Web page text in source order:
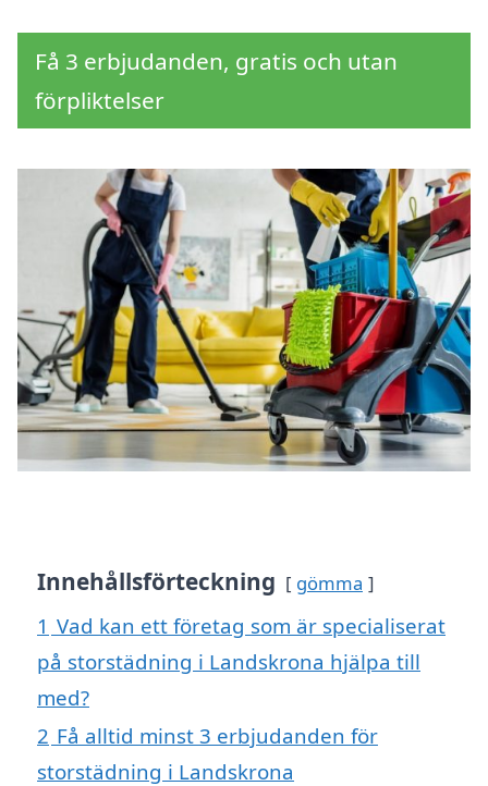
Få 3 erbjudanden, gratis och utan
förpliktelser
Innehållsförteckning gömma
1 Vad kan ett företag som är specialiserat
på storstädning i Landskrona hjälpa till
med?
2 Få alltid minst 3 erbjudanden för
storstädning i Landskrona